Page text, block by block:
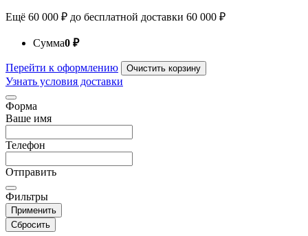
Ещё 60 000 ₽ до бесплатной доставки 60 000 ₽
Сумма0 ₽
Перейти к оформлению Очистить корзину
Узнать условия доставки
Форма
Ваше имя
Телефон
Отправить
Фильтры
Применить
Сбросить